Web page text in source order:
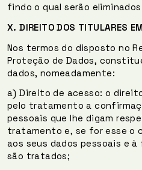
findo o qual serão
X.DIREITO DOS TITULARES
Nos termos do disposto no
Proteção de Dados,
dados, nomeadamente:
a) Direito de acesso: o
pelo tratamento a
pessoais que lhe digam
tratamento e, se for esse o
aos seus dados pessoais e
são tratados;